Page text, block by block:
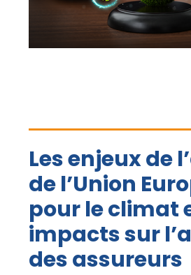
Les enjeux de
de l’Union
pour le climat
impacts sur
des assureurs